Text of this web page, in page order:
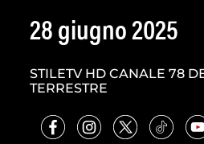
28 giugno 2025
STILETV HD CANALE 78
TERRESTRE